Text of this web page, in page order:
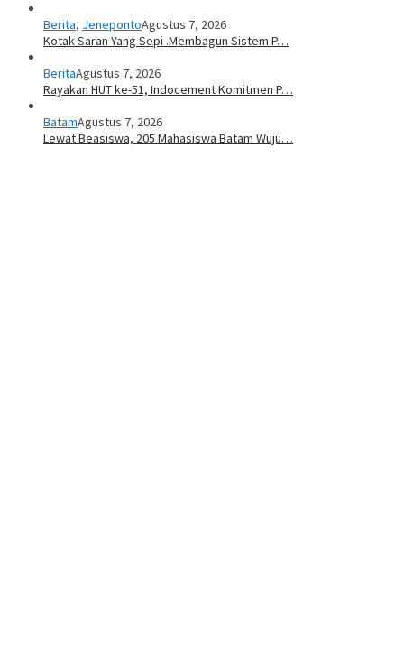
Berita, JenepontoAgustus 7, 2026
Kotak Saran Yang Sepi .Membagun Sistem P…
BeritaAgustus 7, 2026
Rayakan HUT ke-51, Indocement Komitmen P…
BatamAgustus 7, 2026
Lewat Beasiswa, 205 Mahasiswa Batam Wuju…